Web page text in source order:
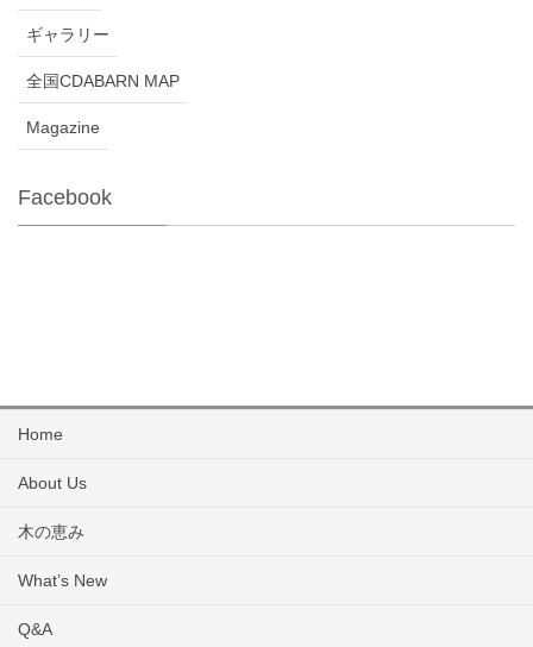
ギャラリー
全国CDABARN MAP
Magazine
Facebook
Home
About Us
木の恵み
What’s New
Q&A